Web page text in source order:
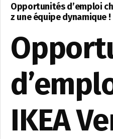
Opportunités d’emploi
z une équipe dynamique !
IKEA